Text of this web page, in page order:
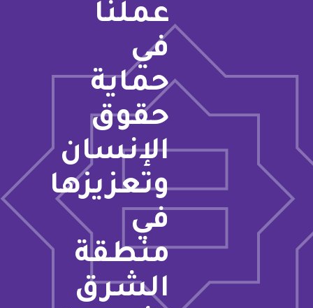
عملنا
في
حماية
حقوق
الإنسان
وتعزيزها
في
منطقة
الشرق